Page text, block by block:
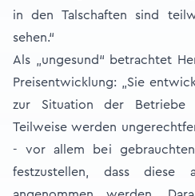
in den Talschaften sind
sehen.“
Als „ungesund“ betrachtet
Preisentwicklung: „Sie
zur Situation der Betriebe
Teilweise werden
- vor allem bei
festzustellen, dass